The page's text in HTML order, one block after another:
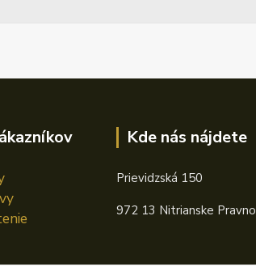
Kde nás nájdete
Prievidzská 150
972 13 Nitrianske Pravno